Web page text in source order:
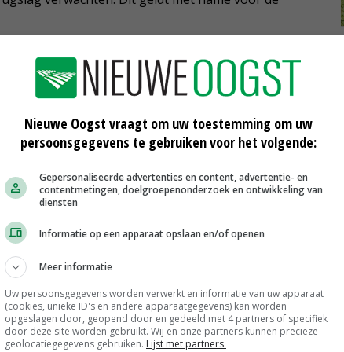
naar verwachting met 25 procent af en het
Omdat de verwerking van zuivel zeer
zijn. De voersector komt wel extra onder druk
aantrekkelijk wordt om meer voer zelf te verbouwen
krijgen ook met krimp te maken. Die laatste zal het
neemt het aantal bedrijven naar
met 13 procent.
mogelijk nog in omvang groeien, maar krijgen
Nieuwe Oogst vraagt om uw toestemming om uw
persoonsgegevens te gebruiken voor het volgende:
Gepersonaliseerde advertenties en content, advertentie- en
contentmetingen, doelgroepenonderzoek en ontwikkeling van
diensten
Informatie op een apparaat opslaan en/of openen
Meer informatie
Uw persoonsgegevens worden verwerkt en informatie van uw apparaat
(cookies, unieke ID's en andere apparaatgegevens) kan worden
opgeslagen door, geopend door en gedeeld met 4 partners of specifiek
door deze site worden gebruikt. Wij en onze partners kunnen precieze
geolocatiegegevens gebruiken. Lijst met partners.